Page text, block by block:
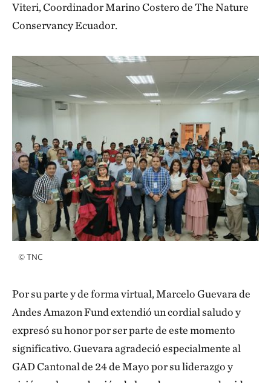
Viteri, Coordinador Marino Costero de The Nature
Conservancy Ecuador.
©TNC
Por su parte y de forma virtual, Marcelo Guevara de
Andes Amazon Fund extendió un cordial saludo y
expresó su honor por ser parte de este momento
significativo. Guevara agradeció especialmente al
GAD Cantonal de 24 de Mayo por su liderazgo y